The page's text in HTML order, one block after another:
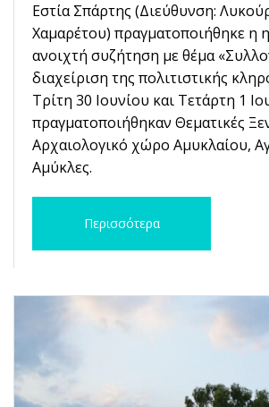
Εστία Σπάρτης (Διεύθυνση:
Χαμαρέτου) πραγματοποιήθηκε η
ανοιχτή συζήτηση με θέμα
διαχείριση της πολιτιστικής
Τρίτη 30 Ιουνίου και Τετάρτη 1
πραγματοποιήθηκαν Θεματικές
Αρχαιολογικό χώρο Αμυκλαίου,
Αμύκλες.
Περισσότερα